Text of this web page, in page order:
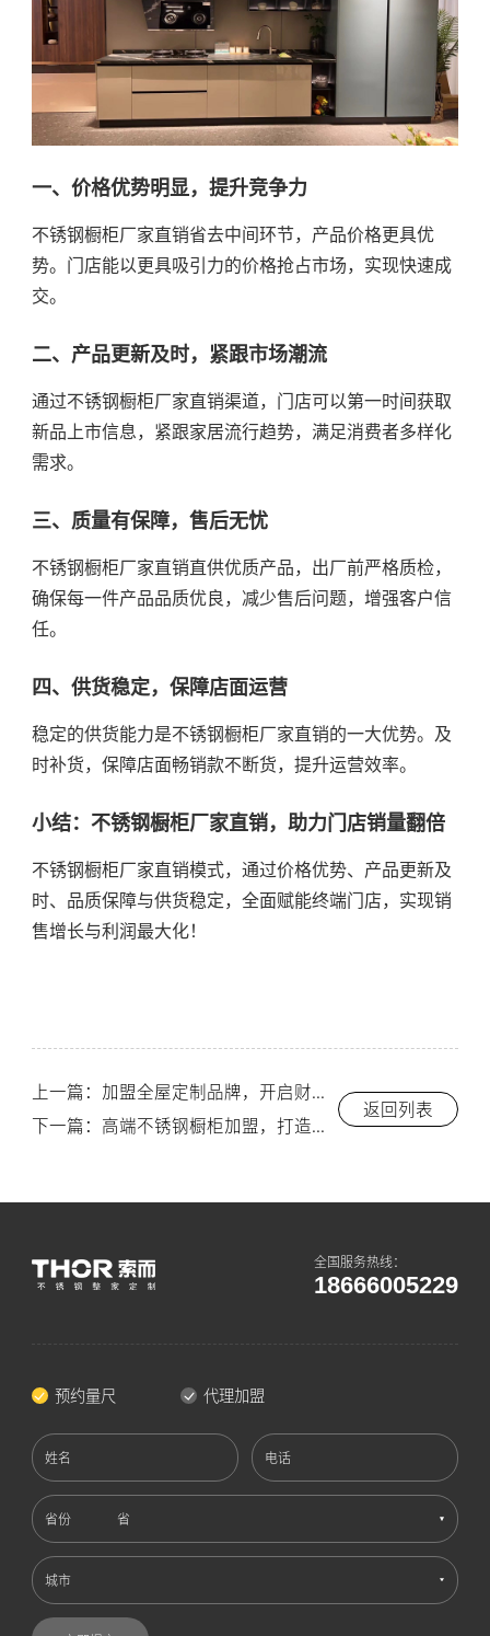
一、价格优势明显，提升竞争力
不锈钢橱柜厂家直销省去中间环节，产品价格更具优
势。门店能以更具吸引力的价格抢占市场，实现快速成
交。
二、产品更新及时，紧跟市场潮流
通过不锈钢橱柜厂家直销渠道，门店可以第一时间获取
新品上市信息，紧跟家居流行趋势，满足消费者多样化
需求。
三、质量有保障，售后无忧
不锈钢橱柜厂家直销直供优质产品，出厂前严格质检，
确保每一件产品品质优良，减少售后问题，增强客户信
任。
四、供货稳定，保障店面运营
稳定的供货能力是不锈钢橱柜厂家直销的一大优势。及
时补货，保障店面畅销款不断货，提升运营效率。
小结：不锈钢橱柜厂家直销，助力门店销量翻倍
不锈钢橱柜厂家直销模式，通过价格优势、产品更新及
时、品质保障与供货稳定，全面赋能终端门店，实现销
售增长与利润最大化！
上一篇：加盟全屋定制品牌，开启财富新蓝海-索而/THOR
下一篇：高端不锈钢橱柜加盟，打造奢华厨房新体验-索而/THOR
返回列表
全国服务热线：
18666005229
预约量尺 代理加盟
姓名 电话
省份
城市